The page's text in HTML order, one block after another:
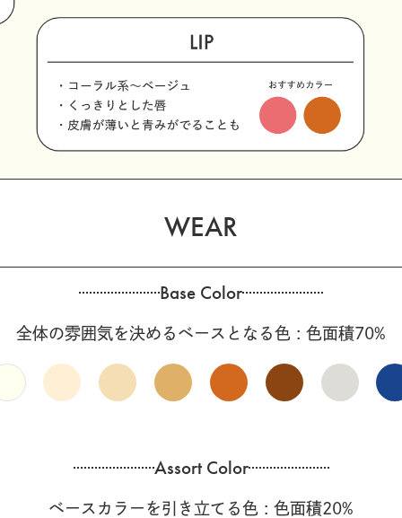
WEAR
Base Color
全体の雰囲気を決めるベースとなる色 : 色面積70%
Assort Color
ベースカラーを引き立てる色 : 色面積20%